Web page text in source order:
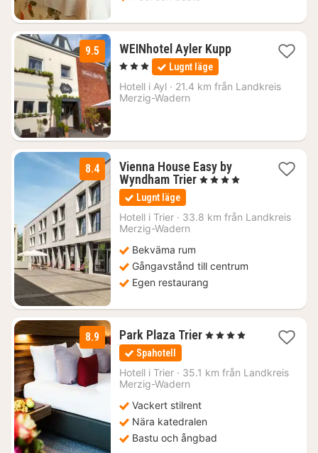
9.5 WEINhotel Ayler Kupp1
1393
, 3 Stjärnor Lugnt läge
Hotell i Ayl · 21.4 km från Landkreis
Merzig-Wadern
8.4
Vienna House Easy by
Wyndham Trier1
1186
, 4 Stjärnor
Lugnt läge
Hotell i Trier · 33.8 km från Landkreis
Merzig-Wadern
Bekväma rum
Gångavstånd till centrum
Egen restaurang
8.9 Park Plaza Trier1
2002
, 4 Stjärnor
Spahotell
Hotell i Trier · 35.1 km från Landkreis
Merzig-Wadern
Vackert stilrent
Nära katedralen
Bastu och ångbad